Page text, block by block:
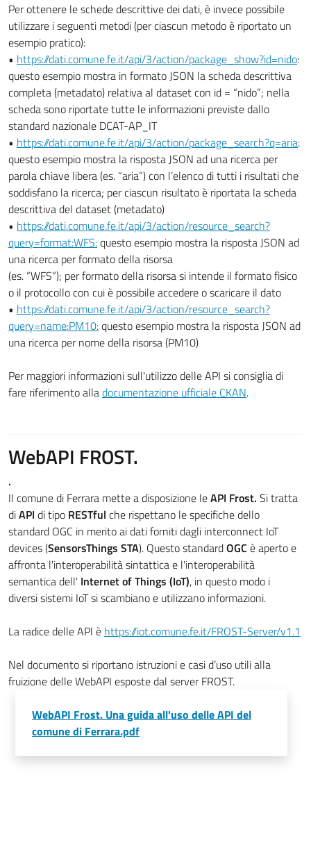
Per ottenere le schede descrittive dei dati, è invece possibile
utilizzare i seguenti metodi (per ciascun metodo è riportato un
esempio pratico):
• https://dati.comune.fe.it/api/3/action/package_show?id=nido:
questo esempio mostra in formato JSON la scheda descrittiva
completa (metadato) relativa al dataset con id = “nido”; nella
scheda sono riportate tutte le informazioni previste dallo
standard nazionale DCAT-AP_IT
• https://dati.comune.fe.it/api/3/action/package_search?q=aria:
questo esempio mostra la risposta JSON ad una ricerca per
parola chiave libera (es. “aria”) con l’elenco di tutti i risultati che
soddisfano la ricerca; per ciascun risultato è riportata la scheda
descrittiva del dataset (metadato)
• https://dati.comune.fe.it/api/3/action/resource_search?
query=format:WFS:questo esempio mostra la risposta JSON ad
una ricerca per formato della risorsa
(es. “WFS”); per formato della risorsa si intende il formato fisico
o il protocollo con cui è possibile accedere o scaricare il dato
• https://dati.comune.fe.it/api/3/action/resource_search?
query=name:PM10:questo esempio mostra la risposta JSON ad
una ricerca per nome della risorsa (PM10)
Per maggiori informazioni sull'utilizzo delle API si consiglia di
fare riferimento alladocumentazione ufficiale CKAN.
WebAPI FROST.
.
Il comune di Ferrara mette a disposizione leAPI Frost. Si tratta
diAPI di tipo RESTful che rispettano le specifiche dello
standard OGC in merito ai dati forniti dagli interconnect IoT
devices (SensorsThings STA). Questo standardOGC è aperto e
affronta l'interoperabilità sintattica e l'interoperabilità
semantica dell' Internet of Things (IoT), in questo modo i
diversi sistemi IoT si scambiano e utilizzano informazioni.
La radice delle API è https://iot.comune.fe.it/FROST-Server/v1.1
Nel documento si riportano istruzioni e casi d’uso utili alla
fruizione delle WebAPI esposte dal server FROST.
WebAPI Frost. Una guida all'uso delle API del
comune di Ferrara.pdf